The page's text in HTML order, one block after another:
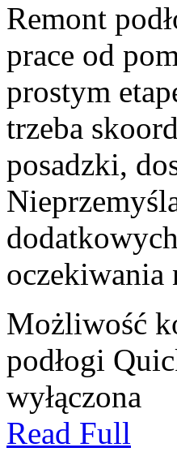
Remont
prace od
prostym
trzeba
posadzki,
oczekiwania
Możliwość
podłogi
wyłączona
Read Full